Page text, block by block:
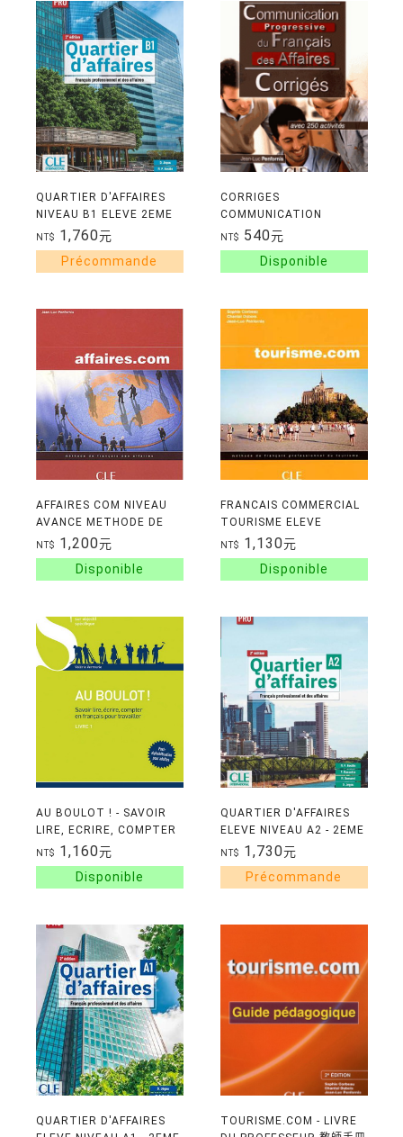
QUARTIER D'AFFAIRES
NIVEAU B1 ELEVE 2EME
ED.
NT$ 1,760元
CORRIGES
COMMUNICATION
PROGRESSIVE DU
FRANCAIS DES AFFAIRES
NT$ 540元
AFFAIRES COM NIVEAU
AVANCE METHODE DE
FRANCAIS DES AFFAIRES
ELEVE
NT$ 1,200元
FRANCAIS COMMERCIAL
TOURISME ELEVE
DEBUTANT
NT$ 1,130元
AU BOULOT ! - SAVOIR
LIRE, ECRIRE, COMPTER
EN FRANCAIS POUR
TRAVAILLER
NT$ 1,160元
QUARTIER D'AFFAIRES
ELEVE NIVEAU A2 - 2EME
EDITION
NT$ 1,730元
QUARTIER D'AFFAIRES
TOURISME.COM - LIVRE